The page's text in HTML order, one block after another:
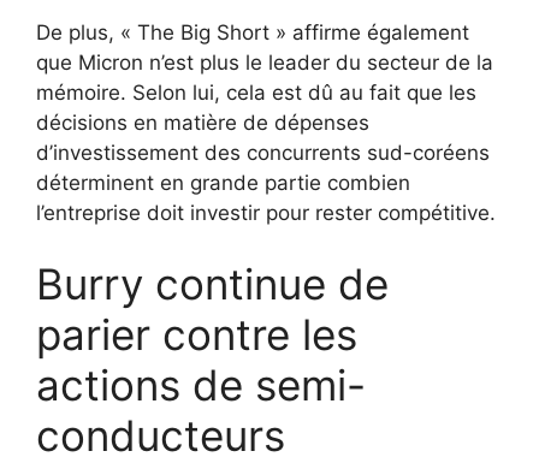
De plus, « The Big Short » affirme également
que Micron n’est plus le leader du secteur de la
mémoire. Selon lui, cela est dû au fait que les
décisions en matière de dépenses
d’investissement des concurrents sud-coréens
déterminent en grande partie combien
l’entreprise doit investir pour rester compétitive.
Burry continue de
parier contre les
actions de semi-
conducteurs